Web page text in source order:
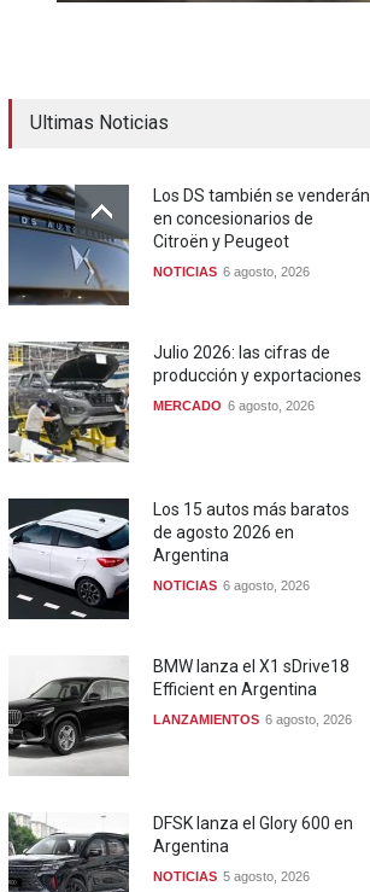
Ultimas Noticias
Los DS también se venderán
en concesionarios de
Citroën y Peugeot
NOTICIAS 6 agosto, 2026
Julio 2026: las cifras de
producción y exportaciones
MERCADO 6 agosto, 2026
Los 15 autos más baratos
de agosto 2026 en
Argentina
NOTICIAS 6 agosto, 2026
BMW lanza el X1 sDrive18
Efficient en Argentina
LANZAMIENTOS 6 agosto, 2026
DFSK lanza el Glory 600 en
Argentina
NOTICIAS 5 agosto, 2026